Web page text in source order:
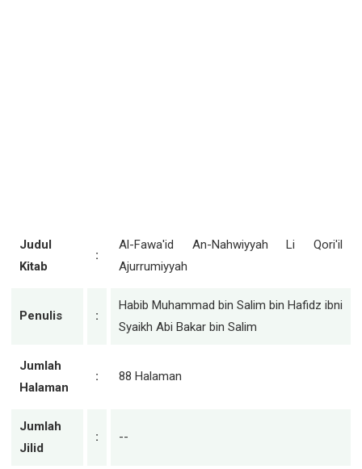
Judul
Kitab
:
Al-Fawa'id An-Nahwiyyah Li Qori'il
Ajurrumiyyah
Penulis :
Habib Muhammad bin Salim bin Hafidz ibni
Syaikh Abi Bakar bin Salim
Jumlah
Halaman
: 88 Halaman
Jumlah
Jilid
: --